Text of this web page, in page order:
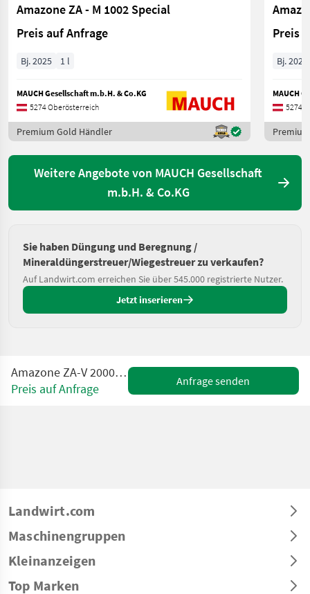
Amazone ZA - M 1002 Special
Preis auf Anfrage
Bj. 2025 1 l
MAUCH Gesellschaft m.b.H. & Co.KG
5274 Oberösterreich
Premium Gold Händler
Preis
Bj. 2025
MAUCH
5274
Weitere Angebote von MAUCH Gesellschaft
m.b.H. & Co.KG
Sie haben Düngung und Beregnung /
Mineraldüngerstreuer/Wiegestreuer zu verkaufen?
Auf Landwirt.com erreichen Sie über 545.000 registrierte Nutzer.
Jetzt inserieren
Amazone ZA-V 2000 Super Profis Tronic
Preis auf Anfrage
Anfrage senden
Landwirt.com
Maschinengruppen
Kleinanzeigen
Top Marken